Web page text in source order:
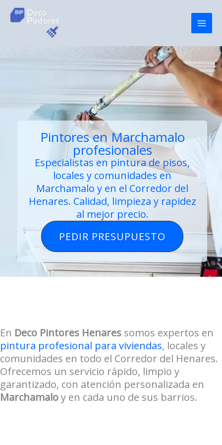
Pintores en Marchamalo
profesionales
Especialistas en pintura de pisos,
locales y comunidades en
Marchamalo y en el Corredor del
Henares. Calidad, limpieza y rapidez
al mejor precio.
PEDIR PRESUPUESTO
En Deco Pintores Henares somos expertos en
pintura profesional para viviendas, locales y
comunidades en todo el Corredor del Henares.
Ofrecemos un servicio rápido, limpio y
garantizado, con atención personalizada en
Marchamaloy en cada uno de sus barrios.